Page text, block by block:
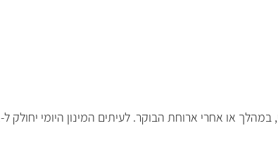
או אחרי ארוחת הבוקר. לעיתים המינון היומי יחולק ל-2 מנות.